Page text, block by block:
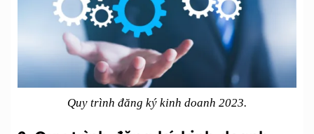
Quy trình đăng ký kinh doanh 2023.